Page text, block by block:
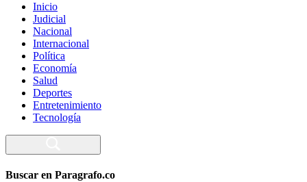
Inicio
Judicial
Nacional
Internacional
Política
Economía
Salud
Deportes
Entretenimiento
Tecnología
Buscar en Paragrafo.co